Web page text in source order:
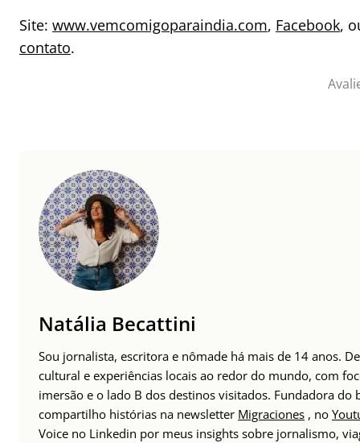
Site: www.vemcomigoparaindia.com, Facebook,
contato.
Natália Becattini
Sou jornalista, escritora e nômade há mais de 14 anos.
cultural e experiências locais ao redor do mundo, com
imersão e o lado B dos destinos visitados. Fundadora
compartilho histórias na newsletter Migraciones , no
Voice no Linkedin por meus insights sobre jornalismo,